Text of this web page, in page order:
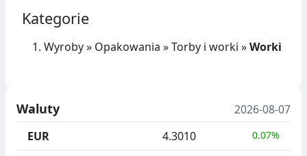
Kategorie
Wyroby» Opakowania »Torby i worki »Worki
Waluty
2026-08-07
EUR
4.3010 0.07%